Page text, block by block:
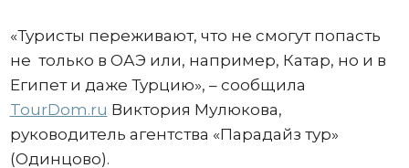
«Туристы переживают, что не смогут попасть
не только в ОАЭ или, например, Катар, но и в
Египет и даже Турцию», – сообщила
TourDom.ru Виктория Мулюкова,
руководитель агентства «Парадайз тур»
(Одинцово).